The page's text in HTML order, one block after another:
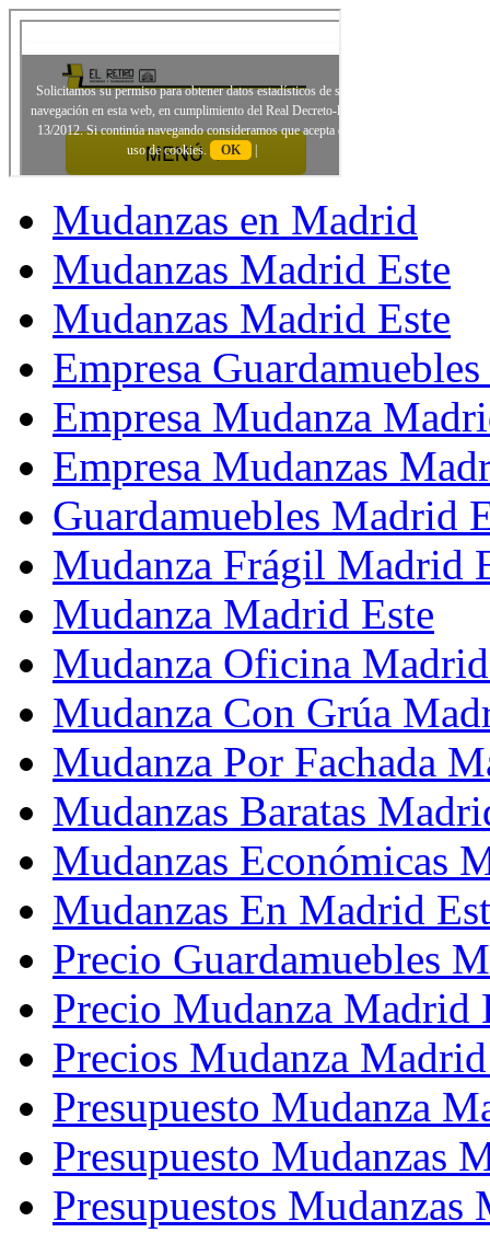
Mudanzas en Madrid
Mudanzas Madrid Este
Mudanzas Madrid Este
Empresa
Empresa Mudanza
Empresa Mudanzas
Guardamuebles Madrid
Mudanza Frágil Madrid
Mudanza Madrid Este
Mudanza Oficina
Mudanza Con Grúa
Mudanza Por Fachada
Mudanzas Baratas
Mudanzas Económicas
Mudanzas En Madrid
Precio Guardamuebles
Precio Mudanza Madrid
Precios Mudanza
Presupuesto Mudanza
Presupuesto Mudanzas
Presupuestos Mudanzas